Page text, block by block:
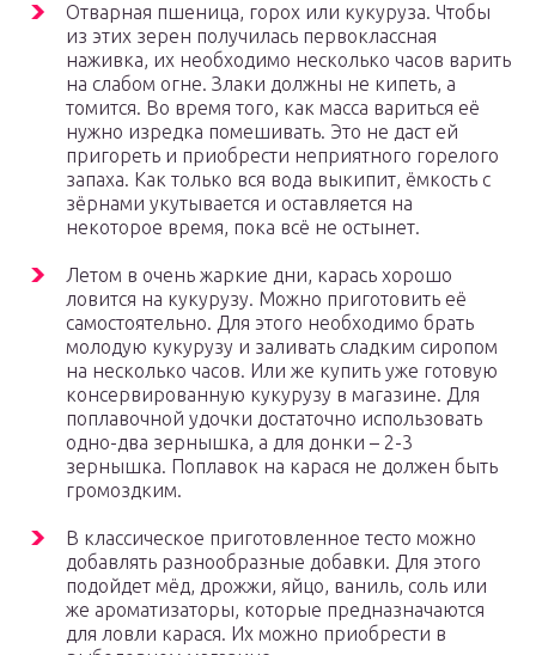
Отварная пшеница, горох или кукуруза. Чтобы
из этих зерен получилась первоклассная
наживка, их необходимо несколько часов варить
на слабом огне. Злаки должны не кипеть, а
томится. Во время того, как масса вариться её
нужно изредка помешивать. Это не даст ей
пригореть и приобрести неприятного горелого
запаха. Как только вся вода выкипит, ёмкость с
зёрнами укутывается и оставляется на
некоторое время, пока всё не остынет.
Летом в очень жаркие дни, карась хорошо
ловится на кукурузу. Можно приготовить её
самостоятельно. Для этого необходимо брать
молодую кукурузу и заливать сладким сиропом
на несколько часов. Или же купить уже готовую
консервированную кукурузу в магазине. Для
поплавочной удочки достаточно использовать
одно-два зернышка, а для донки – 2-3
зернышка. Поплавок на карася не должен быть
громоздким.
В классическое приготовленное тесто можно
добавлять разнообразные добавки. Для этого
подойдет мёд, дрожжи, яйцо, ваниль, соль или
же ароматизаторы, которые предназначаются
для ловли карася. Их можно приобрести в